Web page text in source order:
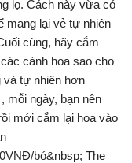
lọ. Cách này vừa có
mang lại vẻ tự nhiên
cùng, hãy cắm
cành hoa sao cho
và tự nhiên hơn
mỗi ngày, bạn nên
mới cắm lại hoa vào
bó&nbsp; The